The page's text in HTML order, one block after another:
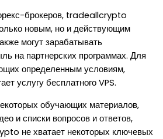
брокеров, tradeallcrypto
новым, но и действующим
могут зарабатывать
на партнерских программах. Для
определенным условиям,
услугу бесплатного VPS.
обучающих материалов,
и списки вопросов и ответов,
не хватает некоторых ключевых